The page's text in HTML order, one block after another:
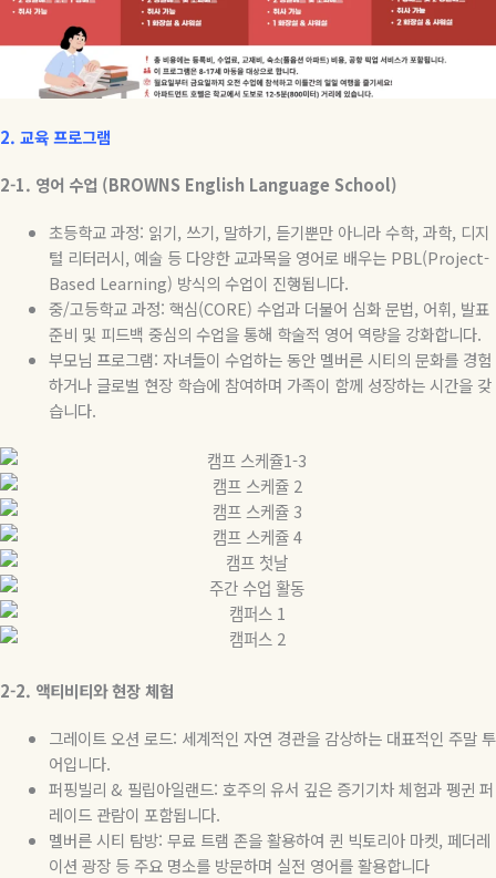
2. 교육프로그램
2-1. 영어 수업 (BROWNS English Language School)
초등학교 과정: 읽기, 쓰기, 말하기, 듣기뿐만 아니라 수학, 과학, 디지
털 리터러시, 예술 등 다양한 교과목을 영어로 배우는PBL(Project-
Based Learning) 방식의 수업이 진행됩니다.
중/고등학교 과정: 핵심(CORE) 수업과 더불어 심화 문법, 어휘, 발표
준비 및 피드백 중심의 수업을 통해 학술적 영어 역량을 강화합니다.
부모님 프로그램: 자녀들이 수업하는 동안 멜버른 시티의 문화를 경험
하거나 글로벌 현장 학습에 참여하며 가족이 함께 성장하는 시간을 갖
습니다.
2-2. 액티비티와현장체험
그레이트 오션 로드: 세계적인 자연 경관을 감상하는 대표적인 주말 투
어입니다.
퍼핑빌리 & 필립아일랜드: 호주의 유서 깊은 증기기차 체험과 펭귄 퍼
레이드 관람이 포함됩니다.
멜버른 시티 탐방: 무료 트램 존을 활용하여 퀸 빅토리아 마켓, 페더레
이션 광장 등 주요 명소를 방문하며 실전 영어를 활용합니다